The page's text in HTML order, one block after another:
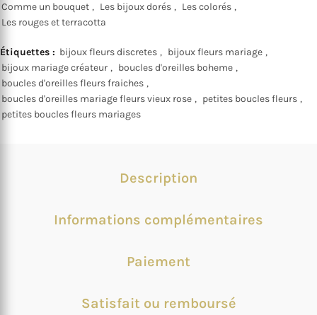
Comme un bouquet , Les bijoux dorés , Les colorés ,
Les rouges et terracotta
Étiquettes : bijoux fleurs discretes , bijoux fleurs mariage ,
bijoux mariage créateur , boucles d'oreilles boheme ,
boucles d'oreilles fleurs fraiches ,
boucles d'oreilles mariage fleurs vieux rose , petites boucles fleurs ,
petites boucles fleurs mariages
Description
Informations complémentaires
Paiement
Satisfait ou remboursé